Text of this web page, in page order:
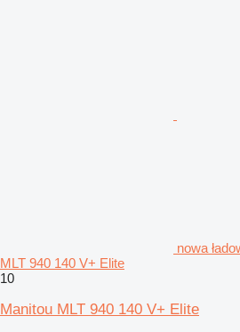
nowa
MLT 940 140 V+ Elite
10
Manitou MLT 940 140 V+ Elite